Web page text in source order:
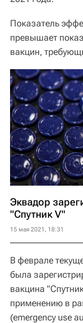
Показатель
превышает
вакцин,
Эквадор
"Спутник V"
15 мая 2021, 18:31
В феврале
была
вакцина
применению в
(emergency use